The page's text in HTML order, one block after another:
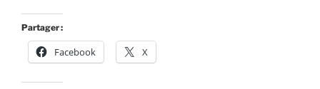
Partager :
Facebook X